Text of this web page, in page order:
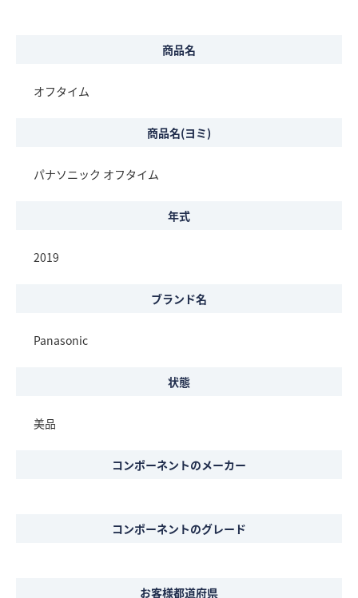
商品名
オフタイム
商品名(ヨミ)
パナソニック オフタイム
年式
2019
ブランド名
Panasonic
状態
美品
コンポーネントのメーカー
コンポーネントのグレード
お客様都道府県